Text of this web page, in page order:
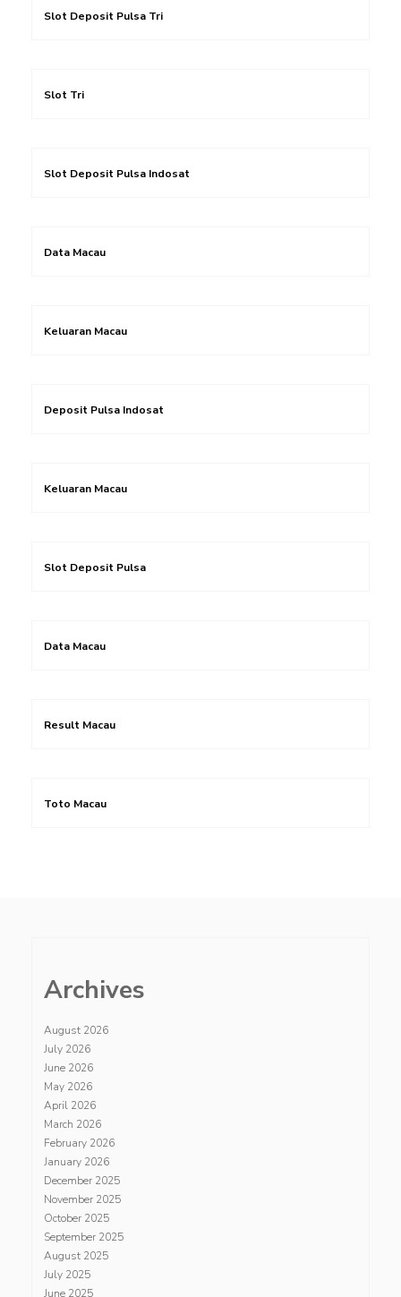
Slot Deposit Pulsa Tri
Slot Tri
Slot Deposit Pulsa Indosat
Data Macau
Keluaran Macau
Deposit Pulsa Indosat
Keluaran Macau
Slot Deposit Pulsa
Data Macau
Result Macau
Toto Macau
Archives
August 2026
July 2026
June 2026
May 2026
April 2026
March 2026
February 2026
January 2026
December 2025
November 2025
October 2025
September 2025
August 2025
July 2025
June 2025